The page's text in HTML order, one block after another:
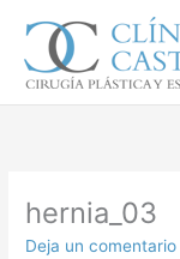
contenido
hernia_03
Deja un comentario